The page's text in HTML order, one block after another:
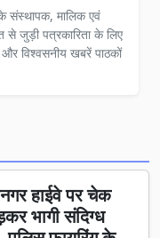
मालिक एवं
जुड़ी पत्रकारिता के लिए
और विश्वसनीय खबरें पाठकों
हाईवे पर चेक
भागी संदिग्ध